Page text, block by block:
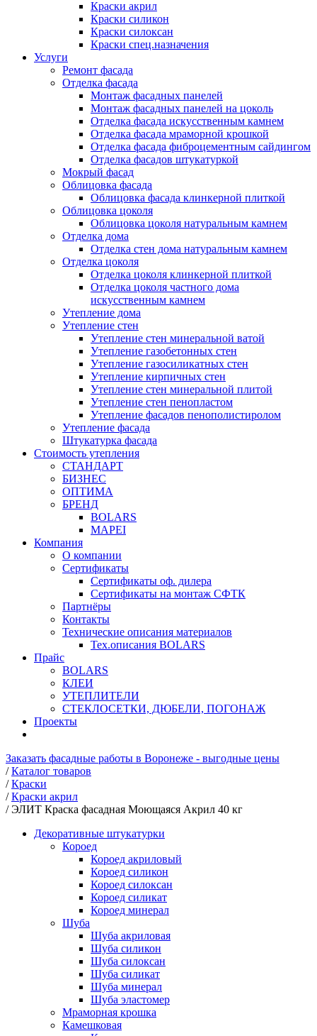
Краски акрил
Краски силикон
Краски силоксан
Краски спец.назначения
Услуги
Ремонт фасада
Отделка фасада
Монтаж фасадных панелей
Монтаж фасадных панелей на цоколь
Отделка фасада искусственным камнем
Отделка фасада мраморной крошкой
Отделка фасада фиброцементным сайдингом
Отделка фасадов штукатуркой
Мокрый фасад
Облицовка фасада
Облицовка фасада клинкерной плиткой
Облицовка цоколя
Облицовка цоколя натуральным камнем
Отделка дома
Отделка стен дома натуральным камнем
Отделка цоколя
Отделка цоколя клинкерной плиткой
Отделка цоколя частного дома
искусственным камнем
Утепление дома
Утепление стен
Утепление стен минеральной ватой
Утепление газобетонных стен
Утепление газосиликатных стен
Утепление кирпичных стен
Утепление стен минеральной плитой
Утепление стен пенопластом
Утепление фасадов пенополистиролом
Утепление фасада
Штукатурка фасада
Стоимость утепления
СТАНДАРТ
БИЗНЕС
ОПТИМА
БРЕНД
BOLARS
MAPEI
Компания
О компании
Сертификаты
Сертификаты оф. дилера
Сертификаты на монтаж СФТК
Партнёры
Контакты
Технические описания материалов
Тех.описания BOLARS
Прайс
BOLARS
КЛЕИ
УТЕПЛИТЕЛИ
СТЕКЛОСЕТКИ, ДЮБЕЛИ, ПОГОНАЖ
Проекты
Заказать фасадные работы в Воронеже - выгодные цены
/ Каталог товаров
/ Краски
/ Краски акрил
/ ЭЛИТ Краска фасадная Моющаяся Акрил 40 кг
Декоративные штукатурки
Короед
Короед акриловый
Короед силикон
Короед силоксан
Короед силикат
Короед минерал
Шуба
Шуба акриловая
Шуба силикон
Шуба силоксан
Шуба силикат
Шуба минерал
Шуба эластомер
Мраморная крошка
Камешковая